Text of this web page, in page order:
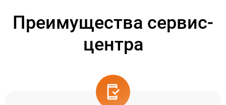
Преимущества сервис-
центра